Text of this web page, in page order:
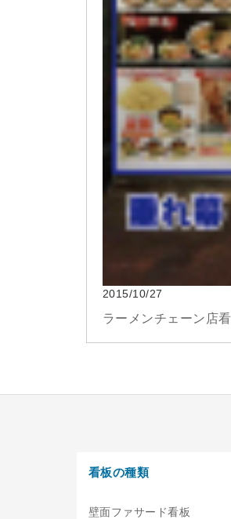
2015/10/27
ラーメンチェーン店
看板の種類
壁面ファサード看板